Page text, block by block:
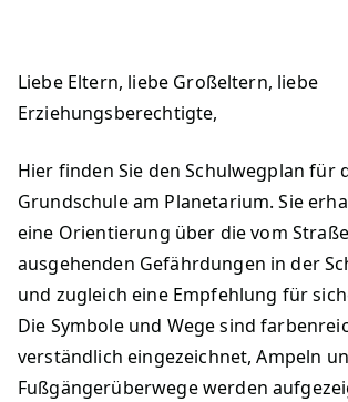
Liebe Eltern, liebe Großeltern, liebe
Erziehungsberechtigte,
Hier finden Sie den Schulwegplan für
Grundschule am Planetarium. Sie
eine Orientierung über die vom
ausgehenden Gefährdungen in der
und zugleich eine Empfehlung für
Die Symbole und Wege sind
verständlich eingezeichnet, Ampeln
Fußgängerüberwege werden